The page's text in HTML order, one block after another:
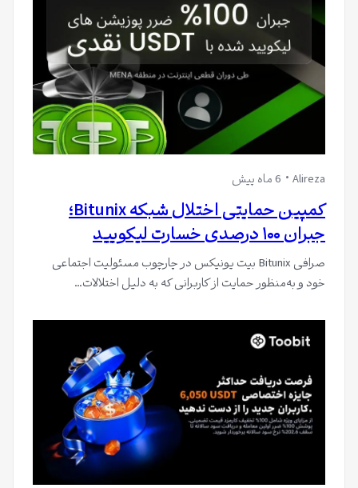
Alireza 6 ماه پیش
کمپین حمایتی اختلال شبکه Bitunix؛
جبران ۱۰۰ درصدی خسارت لیکویید
صرافی Bitunix بیت یونیکس در چارچوب مسئولیت اجتماعی
خود و به‌منظور حمایت از کاربرانی که به دلیل اختلالات…